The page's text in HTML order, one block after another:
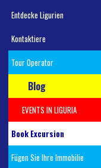
Entdecke Ligurien
Kontaktiere
Tour Operator
Blog
EVENTS IN LIGURIA
Book Excursion
Fügen Sie Ihre Immobilie